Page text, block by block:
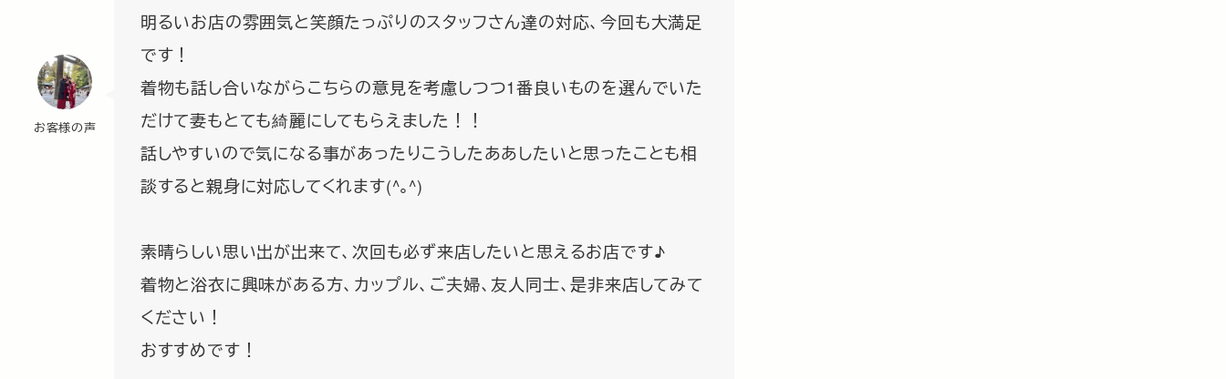
お客様の声
明るいお店の雰囲気と笑顔たっぷりのスタッフさん達の対応、今回も大満足
です！
着物も話し合いながらこちらの意見を考慮しつつ1番良いものを選んでいた
だけて妻もとても綺麗にしてもらえました！！
話しやすいので気になる事があったりこうしたああしたいと思ったことも相
談すると親身に対応してくれます(^｡^)
素晴らしい思い出が出来て、次回も必ず来店したいと思えるお店です♪
着物と浴衣に興味がある方、カップル、ご夫婦、友人同士、是非来店してみて
ください！
おすすめです！